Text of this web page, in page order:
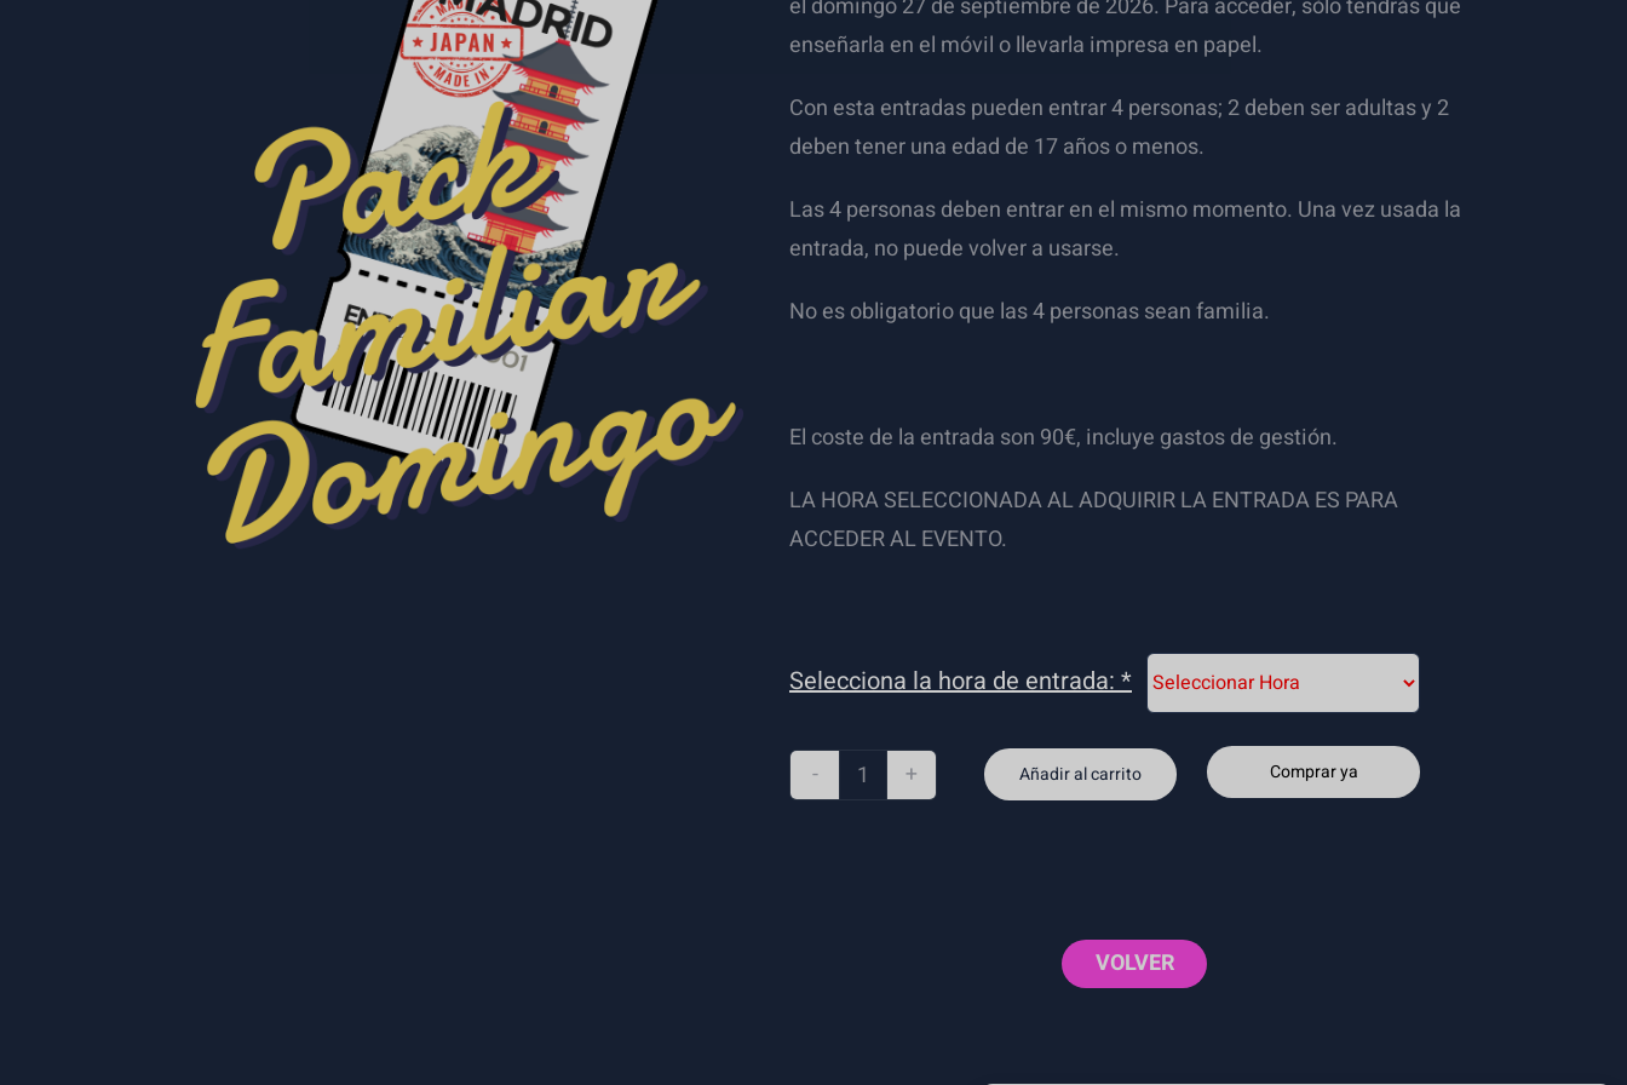
el domingo 27 de septiembre de 2026. Para acceder, sólo tendrás que
enseñarla en el móvil o llevarla impresa en papel.
Con esta entradas pueden entrar 4 personas; 2 deben ser adultas y 2
deben tener una edad de 17 años o menos.
Las 4 personas deben entrar en el mismo momento. Una vez usada la
entrada, no puede volver a usarse.
No es obligatorio que las 4 personas sean familia.
El coste de la entrada son 90€, incluye gastos de gestión.
LA HORA SELECCIONADA AL ADQUIRIR LA ENTRADA ES PARA
ACCEDER AL EVENTO.
Selecciona la hora de entrada:*
Japan
Añadir al carrito
VOLVER
Comprar ya